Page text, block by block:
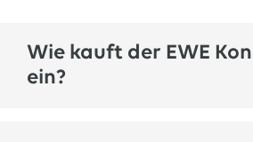
Wie kauft der EWE
ein?